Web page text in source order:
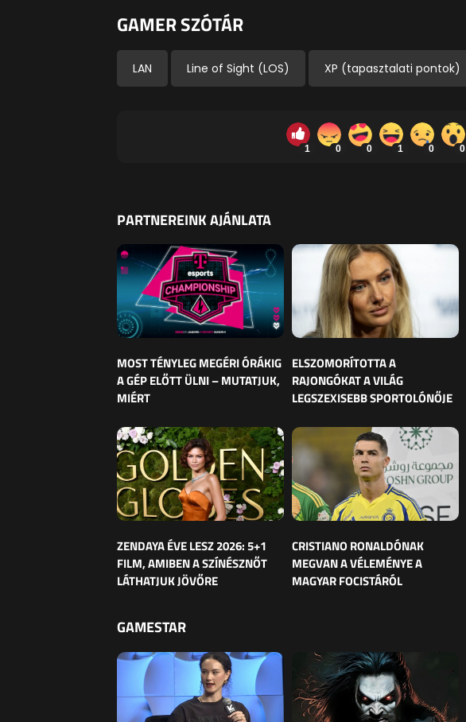
GAMER SZÓTÁR
LAN Line of Sight (LOS) XP (tapasztalati pontok)
1 0 0 1 0 0
PARTNEREINK AJÁNLATA
MOST TÉNYLEG MEGÉRI ÓRÁKIG
A GÉP ELŐTT ÜLNI – MUTATJUK,
MIÉRT
ELSZOMORÍTOTTA A
RAJONGÓKAT A VILÁG
LEGSZEXISEBB SPORTOLÓNŐJE
ZENDAYA ÉVE LESZ 2026: 5+1
FILM, AMIBEN A SZÍNÉSZNŐT
LÁTHATJUK JÖVŐRE
CRISTIANO RONALDÓNAK
MEGVAN A VÉLEMÉNYE A
MAGYAR FOCISTÁRÓL
GAMESTAR